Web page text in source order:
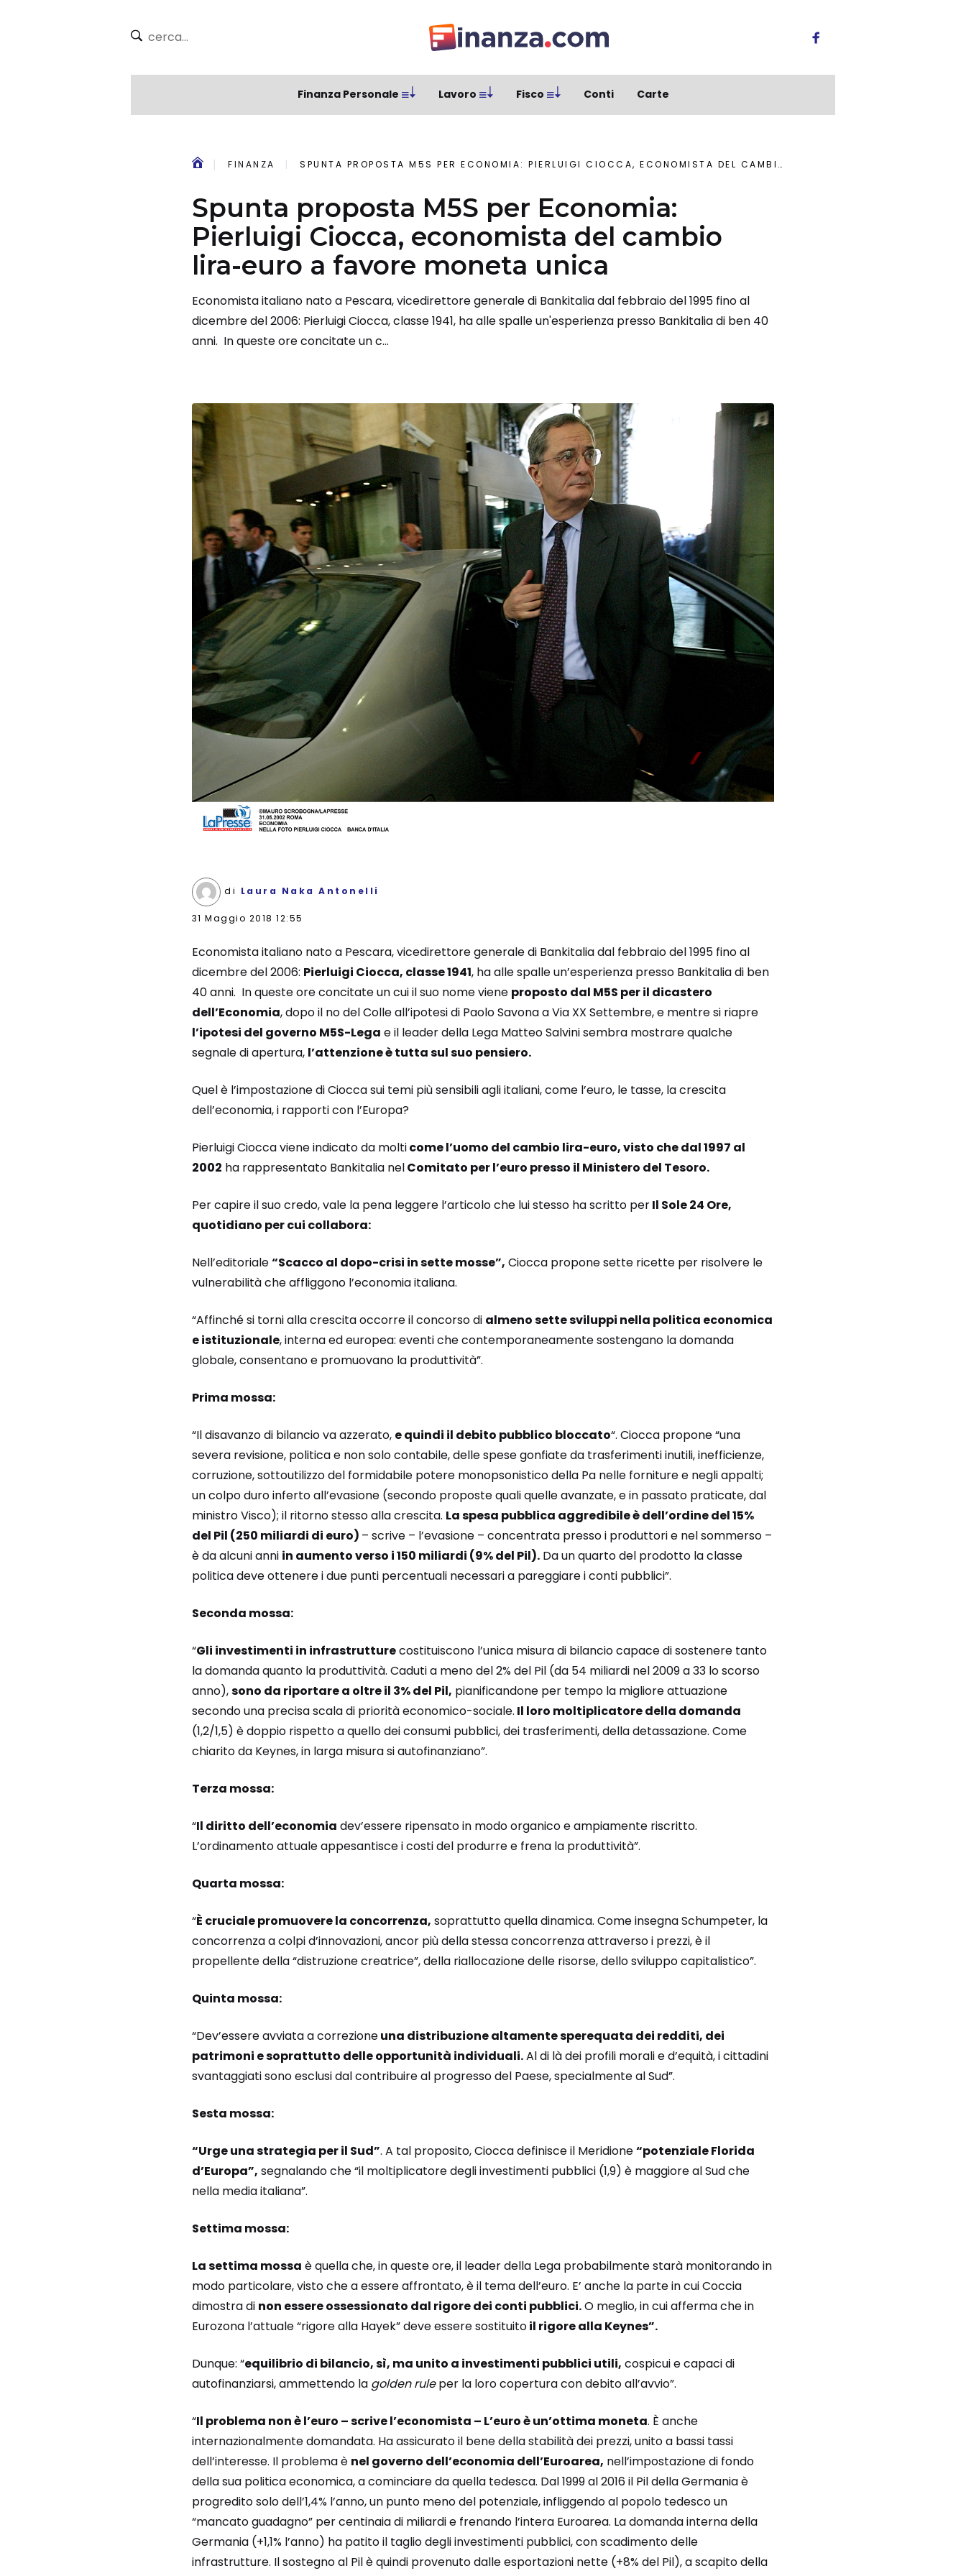
Finanza Personale Lavoro Fisco Conti Carte
FINANZA SPUNTA PROPOSTA M5S PER ECONOMIA: PIERLUIGI CIOCCA, ECONOMISTA DEL CAMBIO LIRA-EURO A FAVORE MONETA UNICA
Spunta proposta M5S per Economia:
Pierluigi Ciocca, economista del cambio
lira-euro a favore moneta unica
Economista italiano nato a Pescara, vicedirettore generale di Bankitalia dal febbraio del 1995 fino al
dicembre del 2006: Pierluigi Ciocca, classe 1941, ha alle spalle un'esperienza presso Bankitalia di ben 40
anni. In queste ore concitate un c...
di Laura Naka Antonelli
31 Maggio 2018 12:55
Economista italiano nato a Pescara, vicedirettore generale di Bankitalia dal febbraio del 1995 fino al
dicembre del 2006: Pierluigi Ciocca, classe 1941, ha alle spalle un’esperienza presso Bankitalia di ben
40 anni. In queste ore concitate un cui il suo nome viene proposto dal M5S per il dicastero
dell’Economia, dopo il no del Colle all’ipotesi di Paolo Savona a Via XX Settembre, e mentre si riapre
l’ipotesi del governo M5S-Lega e il leader della Lega Matteo Salvini sembra mostrare qualche
segnale di apertura, l’attenzione è tutta sul suo pensiero.
Quel è l’impostazione di Ciocca sui temi più sensibili agli italiani, come l’euro, le tasse, la crescita
dell’economia, i rapporti con l’Europa?
Pierluigi Ciocca viene indicato da molticome l’uomo del cambio lira-euro, visto che dal 1997 al
2002 ha rappresentato Bankitalia nelComitato per l’euro presso il Ministero del Tesoro.
Per capire il suo credo, vale la pena leggere l’articolo che lui stesso ha scritto perIl Sole 24 Ore,
quotidiano per cui collabora:
Nell’editoriale“Scacco al dopo-crisi in sette mosse”, Ciocca propone sette ricette per risolvere le
vulnerabilità che affliggono l’economia italiana.
“Affinché si torni alla crescita occorre il concorso di almeno sette sviluppi nella politica economica
e istituzionale, interna ed europea: eventi che contemporaneamente sostengano la domanda
globale, consentano e promuovano la produttività”.
Prima mossa:
“Il disavanzo di bilancio va azzerato, e quindi il debito pubblico bloccato“. Ciocca propone “una
severa revisione, politica e non solo contabile, delle spese gonfiate da trasferimenti inutili, inefficienze,
corruzione, sottoutilizzo del formidabile potere monopsonistico della Pa nelle forniture e negli appalti;
un colpo duro inferto all’evasione (secondo proposte quali quelle avanzate, e in passato praticate, dal
ministro Visco); il ritorno stesso alla crescita. La spesa pubblica aggredibile è dell’ordine del 15%
del Pil (250 miliardi di euro) – scrive – l’evasione – concentrata presso i produttori e nel sommerso –
è da alcuni anni in aumento verso i 150 miliardi (9% del Pil).Da un quarto del prodotto la classe
politica deve ottenere i due punti percentuali necessari a pareggiare i conti pubblici”.
Seconda mossa:
“Gli investimenti in infrastrutturecostituiscono l’unica misura di bilancio capace di sostenere tanto
la domanda quanto la produttività. Caduti a meno del 2% del Pil (da 54 miliardi nel 2009 a 33 lo scorso
anno),sono da riportare a oltre il 3% del Pil, pianificandone per tempo la migliore attuazione
secondo una precisa scala di priorità economico-sociale. Il loro moltiplicatore della domanda
(1,2/1,5) è doppio rispetto a quello dei consumi pubblici, dei trasferimenti, della detassazione. Come
chiarito da Keynes, in larga misura si autofinanziano”.
Terza mossa:
“Il diritto dell’economia dev’essere ripensato in modo organico e ampiamente riscritto.
L’ordinamento attuale appesantisce i costi del produrre e frena la produttività”.
Quarta mossa:
“È cruciale promuovere la concorrenza, soprattutto quella dinamica. Come insegna Schumpeter, la
concorrenza a colpi d’innovazioni, ancor più della stessa concorrenza attraverso i prezzi, è il
propellente della “distruzione creatrice”, della riallocazione delle risorse, dello sviluppo capitalistico”.
Quinta mossa:
“Dev’essere avviata a correzioneuna distribuzione altamente sperequata dei redditi, dei
patrimoni e soprattutto delle opportunità individuali.Al di là dei profili morali e d’equità, i cittadini
svantaggiati sono esclusi dal contribuire al progresso del Paese, specialmente al Sud”.
Sesta mossa:
“Urge una strategia per il Sud”. A tal proposito, Ciocca definisce il Meridione“potenziale Florida
d’Europa”, segnalando che “il moltiplicatore degli investimenti pubblici (1,9) è maggiore al Sud che
nella media italiana”.
Settima mossa:
La settima mossa è quella che, in queste ore, il leader della Lega probabilmente starà monitorando in
modo particolare, visto che a essere affrontato, è il tema dell’euro. E’ anche la parte in cui Coccia
dimostra di non essere ossessionato dal rigore dei conti pubblici.O meglio, in cui afferma chein
Eurozona l’attuale “rigore alla Hayek” deve essere sostituitoil rigore alla Keynes”.
Dunque: “equilibrio di bilancio, sì, ma unito a investimenti pubblici utili, cospicui e capaci di
autofinanziarsi, ammettendo la golden ruleper la loro copertura con debito all’avvio”.
“Il problema non è l’euro – scrive l’economista – L’euro è un’ottima moneta. È anche
internazionalmente domandata. Ha assicurato il bene della stabilità dei prezzi, unito a bassi tassi
dell’interesse. Il problema è nel governo dell’economia dell’Euroarea, nell’impostazione di fondo
della sua politica economica, a cominciare da quella tedesca. Dal 1999 al 2016 il Pil della Germania è
progredito solo dell’1,4% l’anno, un punto meno del potenziale, infliggendo al popolo tedesco un
“mancato guadagno” per centinaia di miliardi e frenando l’intera Euroarea. La domanda interna della
Germania (+1,1% l’anno) ha patito il taglio degli investimenti pubblici, con scadimento delle
infrastrutture. Il sostegno al Pil è quindi provenuto dalle esportazioni nette (+8% del Pil), a scapito della